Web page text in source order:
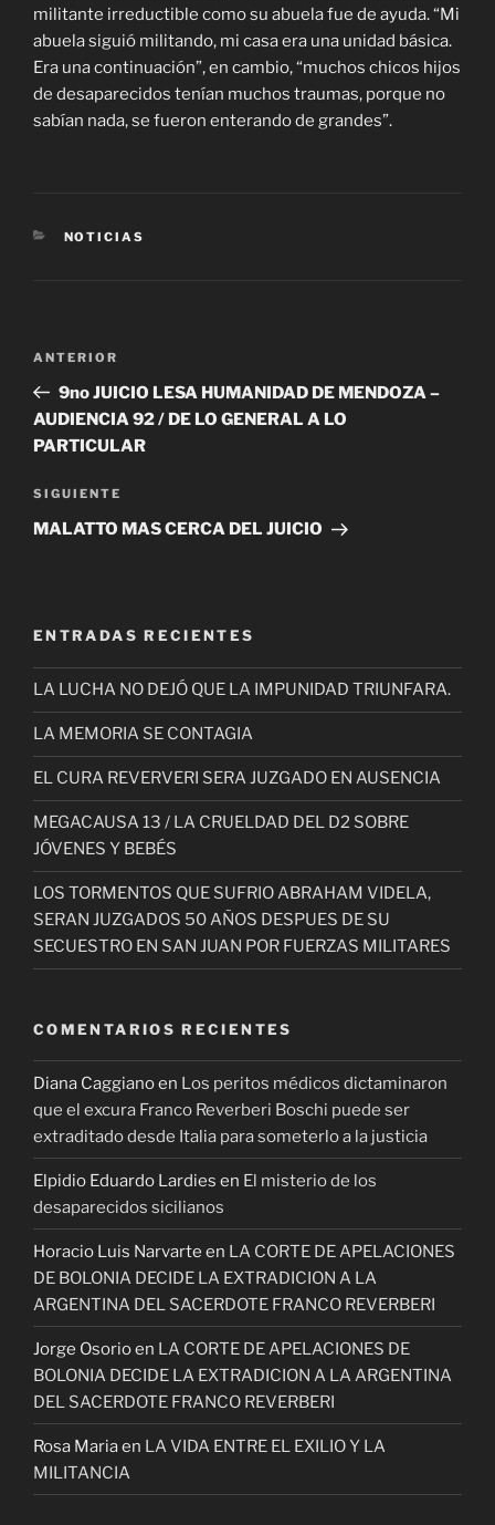
militante irreductible como su abuela fue de ayuda. “Mi
abuela siguió militando, mi casa era una unidad básica.
Era una continuación”, en cambio, “muchos chicos hijos
de desaparecidos tenían muchos traumas, porque no
sabían nada, se fueron enterando de grandes”.
CATEGORÍAS
NOTICIAS
entradas
Entrada
anterior
ANTERIOR
9no JUICIO LESA HUMANIDAD DE MENDOZA –
AUDIENCIA 92 / DE LO GENERAL A LO
PARTICULAR
Siguiente
entrada
SIGUIENTE
MALATTO MAS CERCA DEL JUICIO
ENTRADAS RECIENTES
LA LUCHA NO DEJÓ QUE LA IMPUNIDAD TRIUNFARA.
LA MEMORIA SE CONTAGIA
EL CURA REVERVERI SERA JUZGADO EN AUSENCIA
MEGACAUSA 13 / LA CRUELDAD DEL D2 SOBRE
JÓVENES Y BEBÉS
LOS TORMENTOS QUE SUFRIO ABRAHAM VIDELA,
SERAN JUZGADOS 50 AÑOS DESPUES DE SU
SECUESTRO EN SAN JUAN POR FUERZAS MILITARES
COMENTARIOS RECIENTES
Diana Caggianoen Los peritos médicos dictaminaron
que el excura Franco Reverberi Boschi puede ser
extraditado desde Italia para someterlo a la justicia
Elpidio Eduardo Lardies en El misterio de los
desaparecidos sicilianos
Horacio Luis Narvarte en LA CORTE DE APELACIONES
DE BOLONIA DECIDE LA EXTRADICION A LA
ARGENTINA DEL SACERDOTE FRANCO REVERBERI
Jorge Osorioen LA CORTE DE APELACIONES DE
BOLONIA DECIDE LA EXTRADICION A LA ARGENTINA
DEL SACERDOTE FRANCO REVERBERI
Rosa Mariaen LA VIDA ENTRE EL EXILIO Y LA
MILITANCIA